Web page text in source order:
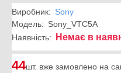
Виробник: Sony
Модель: Sony_VTC5A
Наявність:
Немає в
44шт. вже замовлено на